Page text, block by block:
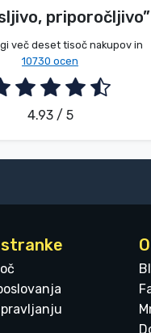
priporočljivo”
več deset tisoč nakupov in
10730 ocen
4.93 / 5
2026. 08. 06.